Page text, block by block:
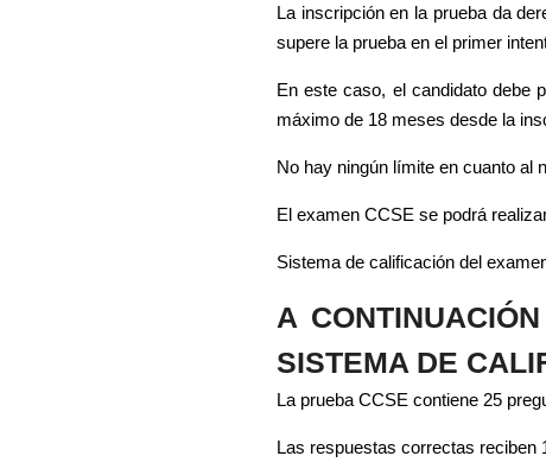
La inscripción en la prueba da
supere la prueba en el primer
En este caso, el candidato debe
máximo de 18 meses desde la
No hay ningún límite en cuanto al
El examen CCSE se podrá
Sistema de calificación del
A
SISTEMA DE
La prueba CCSE contiene 25
Las respuestas correctas reciben